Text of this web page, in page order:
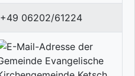
+49 06202/61224